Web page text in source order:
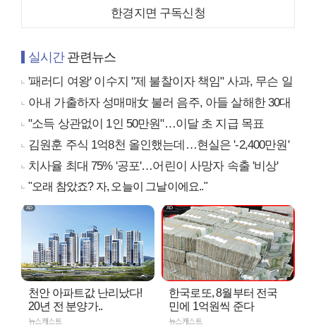
한경지면 구독신청
실시간관련뉴스
'패러디 여왕' 이수지 "제 불찰이자 책임" 사과, 무슨 일
아내 가출하자 성매매女 불러 음주, 아들 살해한 30대
"소득 상관없이 1인 50만원"…이달 초 지급 목표
김원훈 주식 1억8천 올인했는데…현실은 '-2,400만원'
치사율 최대 75% '공포'…어린이 사망자 속출 '비상'
"오래 참았죠? 자, 오늘이 그날이에요.."
천안 아파트값 난리났다!
20년 전 분양가..
뉴스캐스트
한국로또, 8월부터 전국
민에 1억원씩 준다
뉴스캐스트